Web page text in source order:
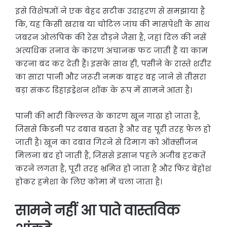
इसे विशेषज्ञों ने एक बेहद सटीक उदाहरण से समझाया है
कि, यह किसी खराब या चोटिल जांघ की मांसपेशी के साथ
जबरन ओलंपिक की रेस दौड़ने जैसा है, जहां दिल की नसें
अत्यधिक तनाव के कारण अचानक फट जाती हैं या काम
करना बंद कर देती हैं। इसके साथ ही, पसीने के रास्ते शरीर
का सारा पानी और जरूरी नमक बाहर बह जाने से तीसरा
बड़ा संकट डिहाइड्रेशन शॉक के रूप में सामने आता है।
पानी की भारी किल्लत के कारण खून गाढ़ा हो जाता है,
जिससे किडनी पर दबाव बढ़ता है और वह पूरी तरह फेल हो
जाती है। खून का दबाव गिरने से दिमाग को ऑक्सीजन
मिलना बंद हो जाती है, जिससे इंसान पहले अजीब हरकतें
करने लगता है, पूरी तरह भ्रमित हो जाता है और फिर बेहोश
होकर हमेशा के लिए कोमा में चला जाता है।
सामने नहीं आ पाते वास्तविक